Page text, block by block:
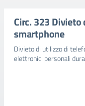
Circ. 323
smartphone
Divieto di utilizzo di
elettronici personali